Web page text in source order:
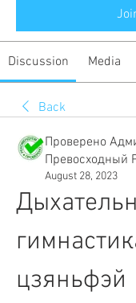
Discussion Media
Back
Проверено
Превосходный
August 28, 2023
цзяньфэй